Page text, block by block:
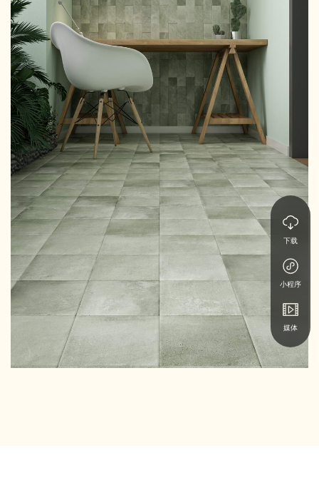
下载
小程序
媒体